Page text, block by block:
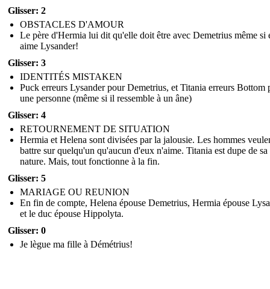
Glisser: 2
OBSTACLES D'AMOUR
Le père d'Hermia lui dit qu'elle doit être avec Demetrius même si
aime Lysander!
Glisser: 3
IDENTITÉS MISTAKEN
Puck erreurs Lysander pour Demetrius, et Titania erreurs Bottom
une personne (même si il ressemble à un âne)
Glisser: 4
RETOURNEMENT DE SITUATION
Hermia et Helena sont divisées par la jalousie. Les hommes
battre sur quelqu'un qu'aucun d'eux n'aime. Titania est dupe de
nature. Mais, tout fonctionne à la fin.
Glisser: 5
MARIAGE OU REUNION
En fin de compte, Helena épouse Demetrius, Hermia épouse
et le duc épouse Hippolyta.
Glisser: 0
Je lègue ma fille à Démétrius!